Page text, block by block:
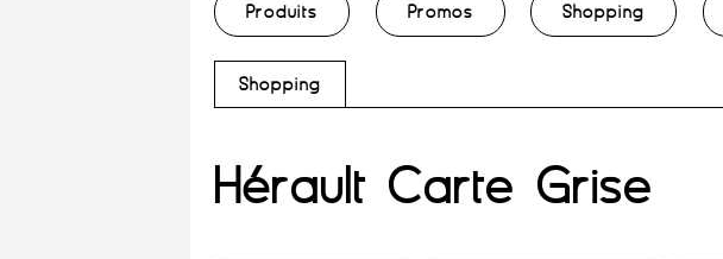
Produits Promos Shopping
Shopping
Hérault Carte Grise